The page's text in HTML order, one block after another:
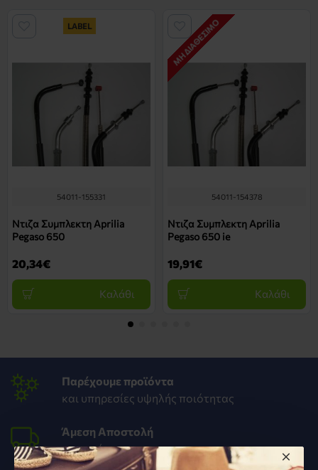
LABEL
54011-155331
Ντιζα Συμπλεκτη Aprilia
Pegaso 650
20,34€
Καλάθι
ΜΗ ΔΙΑΘΈΣΙΜΟ
54011-154378
Ντιζα Συμπλεκτη Aprilia
Pegaso 650 ie
19,91€
Καλάθι
Παρέχουμε προϊόντα
και υπηρεσίες υψηλής ποιότητας
Άμεση Αποστολή
στον χώρο σου